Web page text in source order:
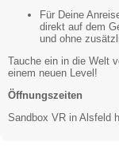
Für Deine
direkt auf dem
und ohne
Tauche ein in die Welt
einem neuen Level!
Öffnungszeiten
Sandbox VR in Alsfeld